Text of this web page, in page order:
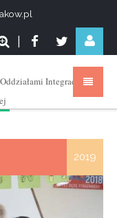
Integracyjnymi
2019